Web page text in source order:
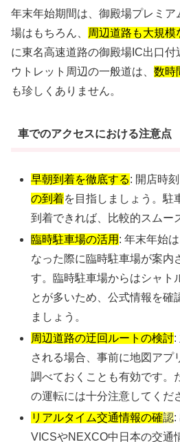
年末年始期間は、御殿場プレミ
場はもちろん、
周辺道路も大規模
に東名高速道路の御殿場IC出口
ウトレット周辺の一般道は、 数時
も珍しくありません。
車でのアクセスにおける注意点
早朝到着を徹底する: 開店時
の到着を目指しましょう。駐
到着できれば、比較的スムー
臨時駐車場の活用 : 年末年始
なった際に臨時駐車場が案内
す。臨時駐車場からはシャト
とが多いため、公式情報を確
ましょう。
周辺道路の迂回ルートの検討:
される場合、事前に地図アプ
調べておくことも有効です。
の運転には十分注意してくだ
リアルタイム交通情報の確認:
VICSやNEXCO中日本の交通